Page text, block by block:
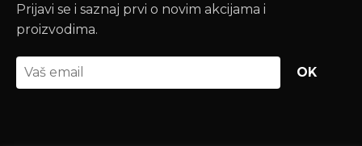
Prijavi se i saznaj prvi o novim akcijama i
proizvodima.
OK